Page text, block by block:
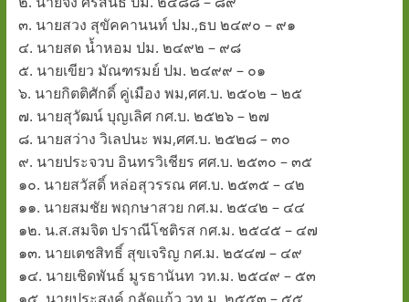
วิทยา
ภูมิ"
www.tanti.ac.th
๓. นายสวง สุขัคคานนท์ ปม.,ธบ ๒๔๙๐ – ๙๑
๔. นายสด น้ำหอม ปม. ๒๔๙๒ – ๙๘
๕. นายเขียว มัณฑรมย์ ปม. ๒๔๙๙ – ๐๑
๖. นายกิตติศักดิ์ คู่เมือง พม,ศศ.บ. ๒๕๐๒ – ๒๕
๗. นายสุวัฒน์ บุญเลิศ กศ.บ. ๒๕๒๖ – ๒๗
๘. นายสว่าง วิเลปนะ พม,ศศ.บ. ๒๕๒๘ – ๓๐
๙. นายประจวบ อินทรวิเชียร ศศ.บ. ๒๕๓๐ – ๓๕
๑๐. นายสวัสดิ์ หล่อสุวรรณ ศศ.บ. ๒๕๓๕ – ๔๒
๑๑. นายสมชัย พฤกษาสวย กศ.ม. ๒๕๔๒ – ๔๔
๑๒. น.ส.สมจิต ปราณีโชติรส กศ.ม. ๒๕๔๕ – ๔๗
๑๓. นายเตชสิทธิ์ สุขเจริญ กศ.ม. ๒๕๔๗ – ๔๙
๑๔. นายเชิดพันธ์ มูรธานันท วท.ม. ๒๕๔๙ – ๕๓